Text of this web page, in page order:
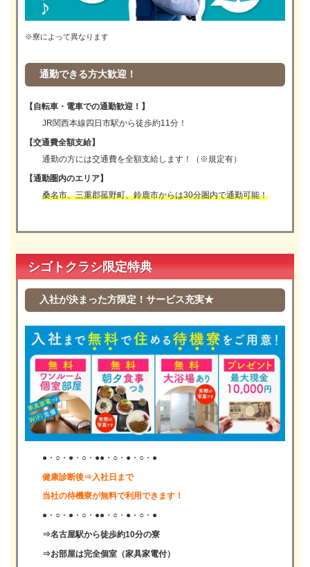
※寮によって異なります
通勤できる方大歓迎！
【自転車・電車での通勤歓迎！】
JR関西本線四日市駅から徒歩約11分！
【交通費全額支給】
通勤の方には交通費を全額支給します！（※規定有）
【通勤圏内のエリア】
桑名市、三重郡菰野町、鈴鹿市からは30分圏内で通勤可能！
シゴトクラシ限定特典
入社が決まった方限定！サービス充実★
●・○・●・○・●●・○・●・○・●
健康診断後⇒入社日まで
当社の待機寮が無料で利用できます！
●・○・●・○・●●・○・●・○・●
⇒名古屋駅から徒歩約10分の寮
⇒お部屋は完全個室（家具家電付）